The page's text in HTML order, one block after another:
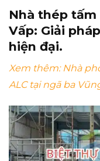
Nhà thép
Vấp: Giải
hiện đại.
Xem thêm: Nhà
ALC tại ngã ba